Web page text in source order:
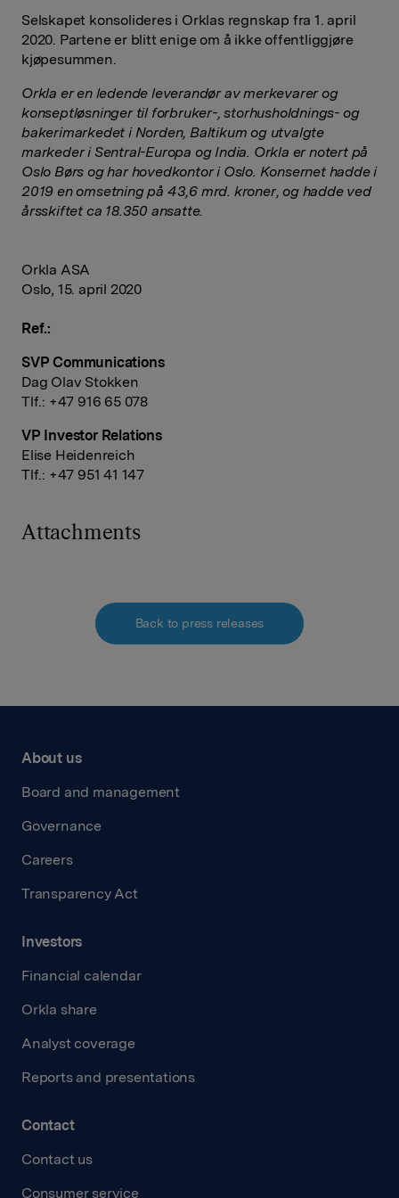
Selskapet konsolideres i Orklas regnskap fra 1. april
2020. Partene er blitt enige om å ikke offentliggjøre
kjøpesummen.
Orkla er en ledende leverandør av merkevarer og
konseptløsninger til forbruker-, storhusholdnings- og
bakerimarkedet i Norden, Baltikum og utvalgte
markeder i Sentral-Europa og India. Orkla er notert på
Oslo Børs og har hovedkontor i Oslo. Konsernet hadde i
2019 en omsetning på 43,6 mrd. kroner, og hadde ved
årsskiftet ca 18.350 ansatte.
Orkla ASA
Oslo, 15. april 2020
Ref.:
SVP Communications
Dag Olav Stokken
Tlf.: +47 916 65 078
VP Investor Relations
Elise Heidenreich
Tlf.: +47 951 41 147
Attachments
Back to press releases
About us
Board and management
Governance
Careers
Transparency Act
Investors
Financial calendar
Orkla share
Analyst coverage
Reports and presentations
Contact
Contact us
Consumer service